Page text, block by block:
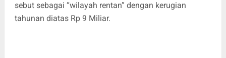
sebut sebagai “wilayah rentan” dengan kerugian
tahunan diatas Rp 9 Miliar.